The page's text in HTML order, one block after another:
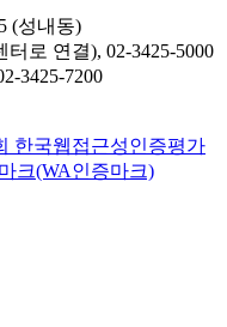
(성내동)
로 연결), 02-3425-5000
3425-7200